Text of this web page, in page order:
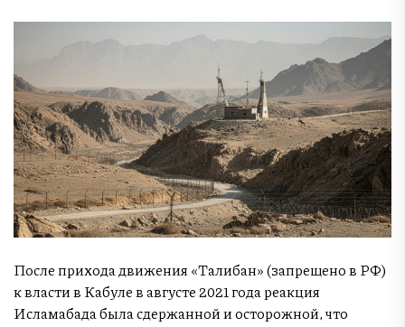
После прихода движения «Талибан» (запрещено в РФ)
к власти в Кабуле в августе 2021 года реакция
Исламабада была сдержанной и осторожной, что